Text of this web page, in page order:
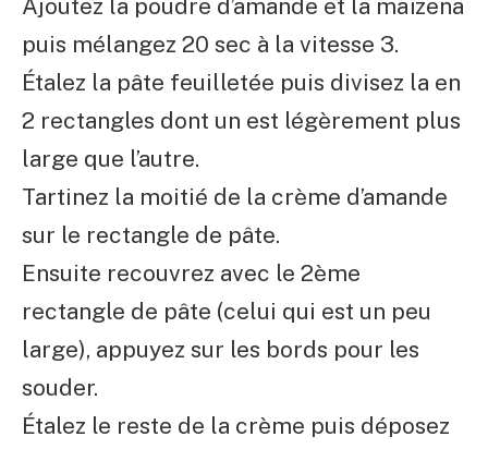
Ajoutez la poudre d’amande et la maïzena
puis mélangez 20 sec à la vitesse 3.
Étalez la pâte feuilletée puis divisez la en
2 rectangles dont un est légèrement plus
large que l’autre.
Tartinez la moitié de la crème d’amande
sur le rectangle de pâte.
Ensuite recouvrez avec le 2ème
rectangle de pâte (celui qui est un peu
large), appuyez sur les bords pour les
souder.
Étalez le reste de la crème puis déposez